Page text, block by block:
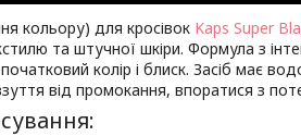
кольору) для кросівок Kaps Super
та штучної шкіри. Формула з
колір і блиск. Засіб має
від промокання, впоратися з